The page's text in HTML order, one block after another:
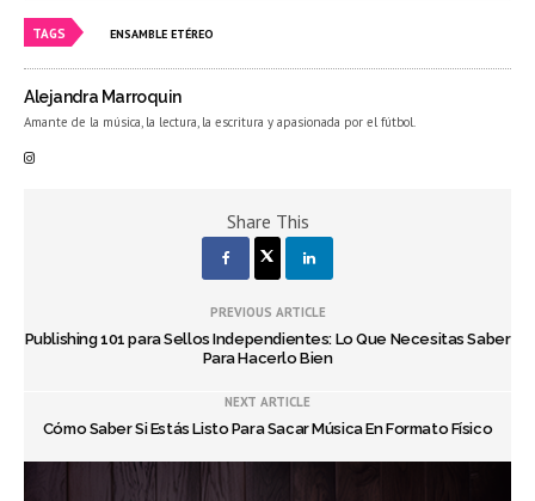
TAGS ENSAMBLE ETÉREO
Alejandra Marroquin
Amante de la música, la lectura, la escritura y apasionada por el fútbol.
Share This
PREVIOUS ARTICLE
Publishing 101 para Sellos Independientes: Lo Que Necesitas Saber
Para Hacerlo Bien
NEXT ARTICLE
Cómo Saber Si Estás Listo Para Sacar Música En Formato Físico